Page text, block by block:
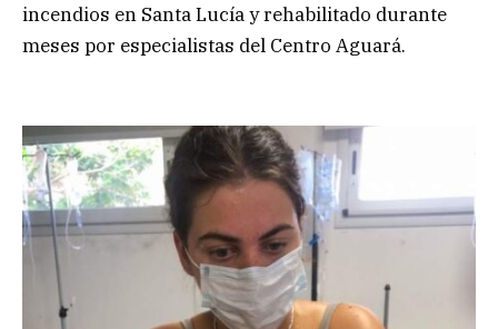
incendios en Santa Lucía y rehabilitado durante
meses por especialistas del Centro Aguará.